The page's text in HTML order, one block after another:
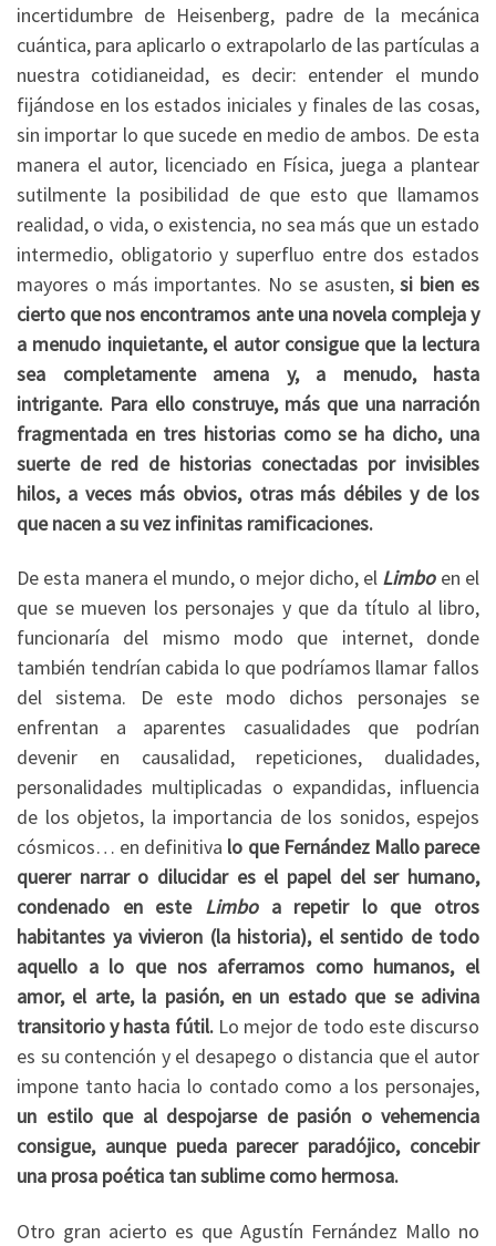
incertidumbre de Heisenberg, padre de la mecánica
cuántica, para aplicarlo o extrapolarlo de las partículas a
nuestra cotidianeidad, es decir: entender el mundo
fijándose en los estados iniciales y finales de las cosas,
sin importar lo que sucede en medio de ambos. De esta
manera el autor, licenciado en Física, juega a plantear
sutilmente la posibilidad de que esto que llamamos
realidad, o vida, o existencia, no sea más que un estado
intermedio, obligatorio y superfluo entre dos estados
mayores o más importantes. No se asusten,si bien es
cierto que nos encontramos ante una novela compleja y
a menudo inquietante, el autor consigue que la lectura
sea completamente amena y, a menudo, hasta
intrigante. Para ello construye, más que una narración
fragmentada en tres historias como se ha dicho, una
suerte de red de historias conectadas por invisibles
hilos, a veces más obvios, otras más débiles y de los
que nacen a su vez infinitas ramificaciones.
De esta manera el mundo, o mejor dicho, el Limboen el
que se mueven los personajes y que da título al libro,
funcionaría del mismo modo que internet, donde
también tendrían cabida lo que podríamos llamar fallos
del sistema. De este modo dichos personajes se
enfrentan a aparentes casualidades que podrían
devenir en causalidad, repeticiones, dualidades,
personalidades multiplicadas o expandidas, influencia
de los objetos, la importancia de los sonidos, espejos
cósmicos… en definitiva lo que Fernández Mallo parece
querer narrar o dilucidar es el papel del ser humano,
condenado en este Limboa repetir lo que otros
habitantes ya vivieron (la historia), el sentido de todo
aquello a lo que nos aferramos como humanos, el
amor, el arte, la pasión, en un estado que se adivina
transitorio y hasta fútil.Lo mejor de todo este discurso
es su contención y el desapego o distancia que el autor
impone tanto hacia lo contado como a los personajes,
un estilo que al despojarse de pasión o vehemencia
consigue, aunque pueda parecer paradójico, concebir
una prosa poética tan sublime como hermosa.
Otro gran acierto es que Agustín Fernández Mallo no